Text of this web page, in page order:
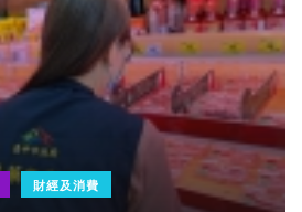
財經及消費